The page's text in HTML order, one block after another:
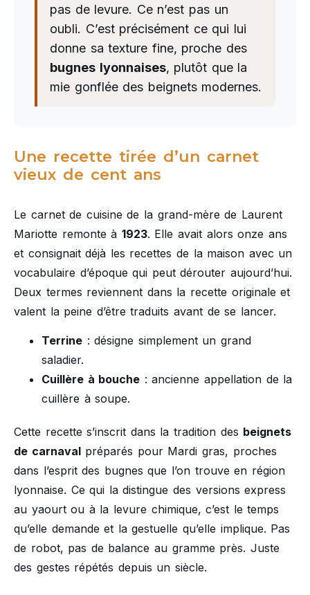
pas de levure. Ce n’est pas un
oubli. C’est précisément ce qui lui
donne sa texture fine, proche des
bugnes lyonnaises, plutôt que la
mie gonflée des beignets modernes.
Une recette tirée d’un carnet
vieux de cent ans
Le carnet de cuisine de la grand-mère de Laurent
Mariotte remonte à 1923. Elle avait alors onze ans
et consignait déjà les recettes de la maison avec un
vocabulaire d’époque qui peut dérouter aujourd’hui.
Deux termes reviennent dans la recette originale et
valent la peine d’être traduits avant de se lancer.
Terrine : désigne simplement un grand
saladier.
Cuillère à bouche : ancienne appellation de la
cuillère à soupe.
Cette recette s’inscrit dans la tradition des beignets
de carnavalpréparés pour Mardi gras, proches
dans l’esprit des bugnes que l’on trouve en région
lyonnaise. Ce qui la distingue des versions express
au yaourt ou à la levure chimique, c’est le temps
qu’elle demande et la gestuelle qu’elle implique. Pas
de robot, pas de balance au gramme près. Juste
des gestes répétés depuis un siècle.